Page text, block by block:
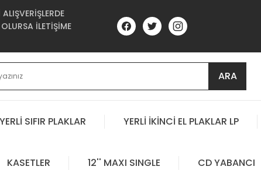
İLETİŞİME
ARA
YERLİ SIFIR PLAKLAR YERLİ İKİNCİ EL PLAKLAR LP
KASETLER 12'' MAXI SINGLE CD YABANCI